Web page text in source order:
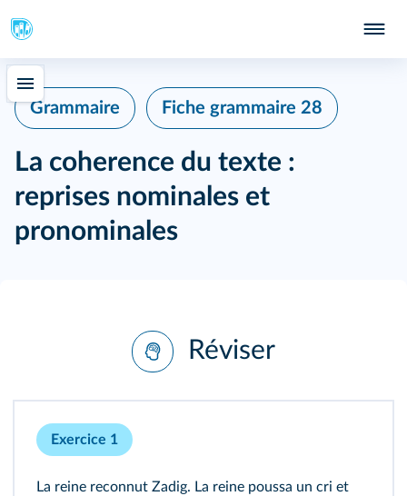
Grammaire Fiche grammaire 28
La coherence du texte :
reprises nominales et
pronominales
Réviser
Exercice 1
La reine reconnut Zadig. La reine poussa un cri et